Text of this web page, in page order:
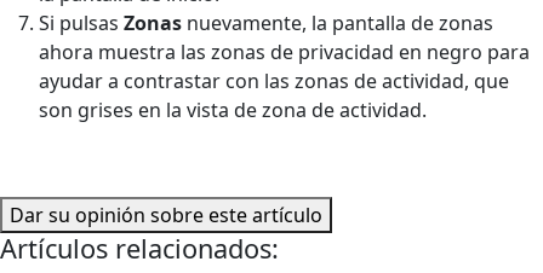
Si pulsas Zonas nuevamente, la pantalla de zonas
ahora muestra las zonas de privacidad en negro para
ayudar a contrastar con las zonas de actividad, que
son grises en la vista de zona de actividad.
Dar su opinión sobre este artículo
Artículos relacionados: